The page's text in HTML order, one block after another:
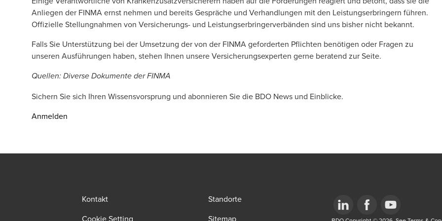
Anliegen der FINMA ernst nehmen und bereits Gespräche und Verhandlungen mit den Leistungserbringern führen.
Offizielle Stellungnahmen von Versicherungs- und Leistungserbringerverbänden sind uns bisher nicht bekannt.
Falls Sie Unterstützung bei der Umsetzung der von der FINMA geforderten Pflichten benötigen oder Fragen zu
unseren Ausführungen haben, stehen Ihnen unsere Versicherungsexperten gerne beratend zur Seite.
Quellen: Diverse Dokumente der FINMA
Sichern Sie sich Ihren Wissensvorsprung und abonnieren Sie die BDO News und Einblicke.
Anmelden
Kontakt
Standorte
Cookie Setting
Sitemap